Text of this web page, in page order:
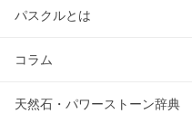
パスクルとは
コラム
天然石・パワーストーン辞典